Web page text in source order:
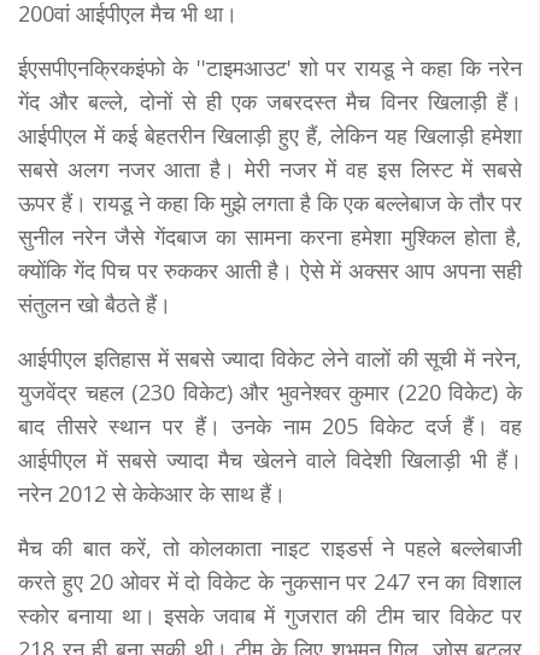
200वां आईपीएल मैच भी था।
ईएसपीएनक्रिकइंफो के ''टाइमआउट' शो पर रायडू ने कहा कि नरेन
गेंद और बल्ले, दोनों से ही एक जबरदस्त मैच विनर खिलाड़ी हैं।
आईपीएल में कई बेहतरीन खिलाड़ी हुए हैं, लेकिन यह खिलाड़ी हमेशा
सबसे अलग नजर आता है। मेरी नजर में वह इस लिस्ट में सबसे
ऊपर हैं। रायडू ने कहा कि मुझे लगता है कि एक बल्लेबाज के तौर पर
सुनील नरेन जैसे गेंदबाज का सामना करना हमेशा मुश्किल होता है,
क्योंकि गेंद पिच पर रुककर आती है। ऐसे में अक्सर आप अपना सही
संतुलन खो बैठते हैं।
आईपीएल इतिहास में सबसे ज्यादा विकेट लेने वालों की सूची में नरेन,
युजवेंद्र चहल (230 विकेट) और भुवनेश्वर कुमार (220 विकेट) के
बाद तीसरे स्थान पर हैं। उनके नाम 205 विकेट दर्ज हैं। वह
आईपीएल में सबसे ज्यादा मैच खेलने वाले विदेशी खिलाड़ी भी हैं।
नरेन 2012 से केकेआर के साथ हैं।
मैच की बात करें, तो कोलकाता नाइट राइडर्स ने पहले बल्लेबाजी
करते हुए 20 ओवर में दो विकेट के नुकसान पर 247 रन का विशाल
स्कोर बनाया था। इसके जवाब में गुजरात की टीम चार विकेट पर
218 रन ही बना सकी थी। टीम के लिए शुभमन गिल, जोस बटलर